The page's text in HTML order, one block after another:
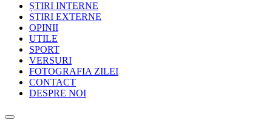
ȘTIRI INTERNE
STIRI EXTERNE
OPINII
UTILE
SPORT
VERSURI
FOTOGRAFIA ZILEI
CONTACT
DESPRE NOI